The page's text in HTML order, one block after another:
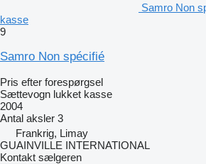
Samro Non
kasse
9
Samro Non spécifié
Pris efter forespørgsel
Sættevogn lukket kasse
2004
Antal aksler 3
Frankrig, Limay
GUAINVILLE INTERNATIONAL
Kontakt sælgeren